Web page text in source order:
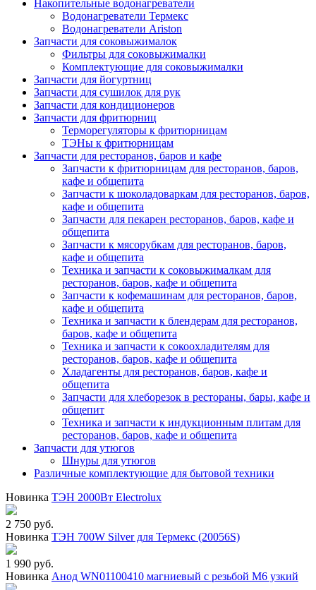
Накопительные водонагреватели
Водонагреватели Термекс
Водонагреватели Ariston
Запчасти для соковыжималок
Фильтры для соковыжималки
Комплектующие для соковыжималки
Запчасти для йогуртниц
Запчасти для сушилок для рук
Запчасти для кондиционеров
Запчасти для фритюрниц
Терморегуляторы к фритюрницам
ТЭНы к фритюрницам
Запчасти для ресторанов, баров и кафе
Запчасти к фритюрницам для ресторанов, баров,
кафе и общепита
Запчасти к шоколадоваркам для ресторанов, баров,
кафе и общепита
Запчасти для пекарен ресторанов, баров, кафе и
общепита
Запчасти к мясорубкам для ресторанов, баров,
кафе и общепита
Техника и запчасти к соковыжималкам для
ресторанов, баров, кафе и общепита
Запчасти к кофемашинам для ресторанов, баров,
кафе и общепита
Техника и запчасти к блендерам для ресторанов,
баров, кафе и общепита
Техника и запчасти к сокоохладителям для
ресторанов, баров, кафе и общепита
Хладагенты для ресторанов, баров, кафе и
общепита
Запчасти для хлеборезок в рестораны, бары, кафе и
общепит
Техника и запчасти к индукционным плитам для
ресторанов, баров, кафе и общепита
Запчасти для утюгов
Шнуры для утюгов
Различные комплектующие для бытовой техники
Новинка ТЭН 2000Вт Electrolux
2 750 руб.
Новинка ТЭН 700W Silver для Термекс (20056S)
1 990 руб.
Новинка Анод WN01100410 магниевый с резьбой М6 узкий